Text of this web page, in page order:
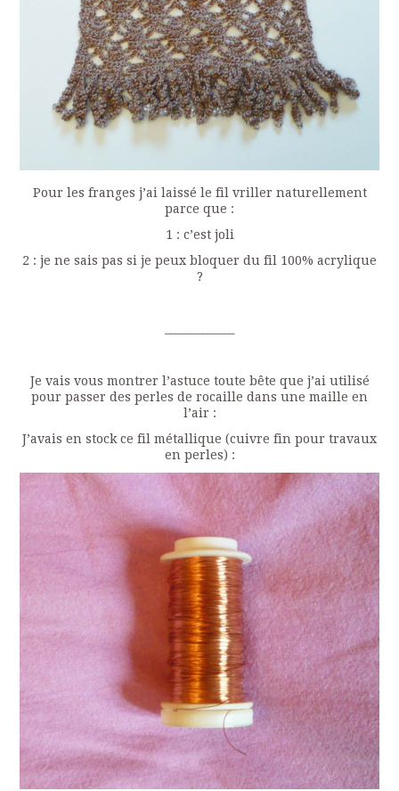
Pour les franges j’ai laissé le fil vriller naturellement
parce que :
1 : c’est joli
2 : je ne sais pas si je peux bloquer du fil 100% acrylique
?
Je vais vous montrer l’astuce toute bête que j’ai utilisé
pour passer des perles de rocaille dans une maille en
l’air :
J’avais en stock ce fil métallique (cuivre fin pour travaux
en perles) :